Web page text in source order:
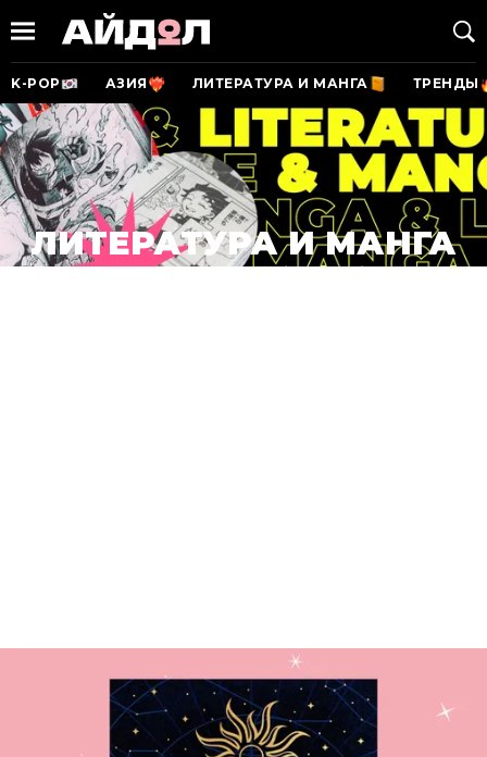
K-POP АЗИЯ ЛИТЕРАТУРА И МАНГА ТРЕНДЫ
ЛИТЕРАТУРА И МАНГА